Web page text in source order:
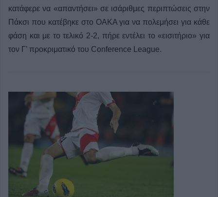
κατάφερε να «απαντήσει» σε ισάριθμες περιπτώσεις στην
Πάκσι που κατέβηκε στο ΟΑΚΑ για να πολεμήσει για κάθε
φάση και με το τελικό 2-2, πήρε εντέλει το «εισιτήριο» για
τον Γ’ προκριματικό του Conference League.